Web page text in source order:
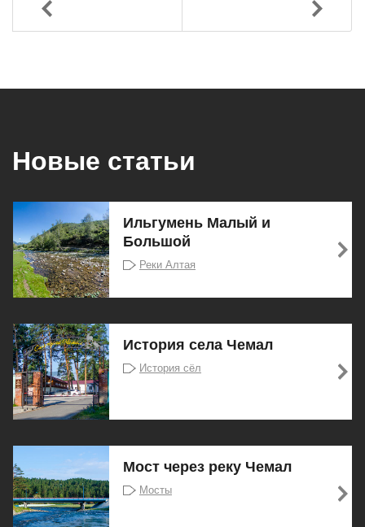
Назад Вперед
Новые статьи
Ильгумень Малый и
Большой
Реки Алтая
История села Чемал
История сёл
Мост через реку Чемал
Мосты